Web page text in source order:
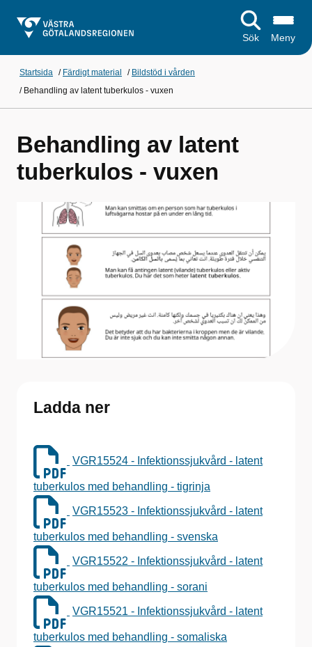
Sök Meny
Startsida / Färdigt material / Bildstöd i vården
/ Behandling av latent tuberkulos - vuxen
Behandling av latent
tuberkulos - vuxen
Ladda ner
VGR15524 - Infektionssjukvård - latent
tuberkulos med behandling - tigrinja
VGR15523 - Infektionssjukvård - latent
tuberkulos med behandling - svenska
VGR15522 - Infektionssjukvård - latent
tuberkulos med behandling - sorani
VGR15521 - Infektionssjukvård - latent
tuberkulos med behandling - somaliska